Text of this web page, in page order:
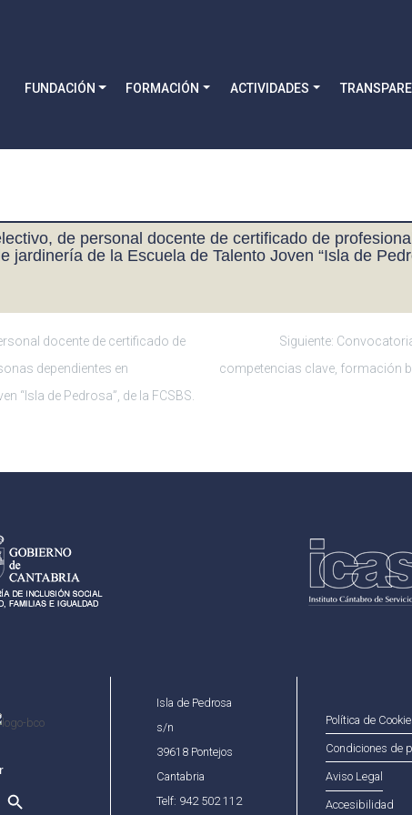
FUNDACIÓN
FORMACIÓN ACTIVIDADES
de personal docente de certificado de
jardinería de la Escuela de Talento Joven “Isla de
docente de certificado de
dependientes en
“Isla de Pedrosa”, de la FCSBS.
Siguiente:
competencias clave, formación
Isla de Pedrosa
s/n
39618 Pontejos
Cantabria
Telf: 942 502 112
Política de
Condiciones de
Aviso Legal
Accesibilidad